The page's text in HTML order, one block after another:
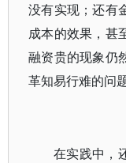
没有实现；还有
成本的效果，甚
融资贵的现象仍
革知易行难的问题
在实践中，